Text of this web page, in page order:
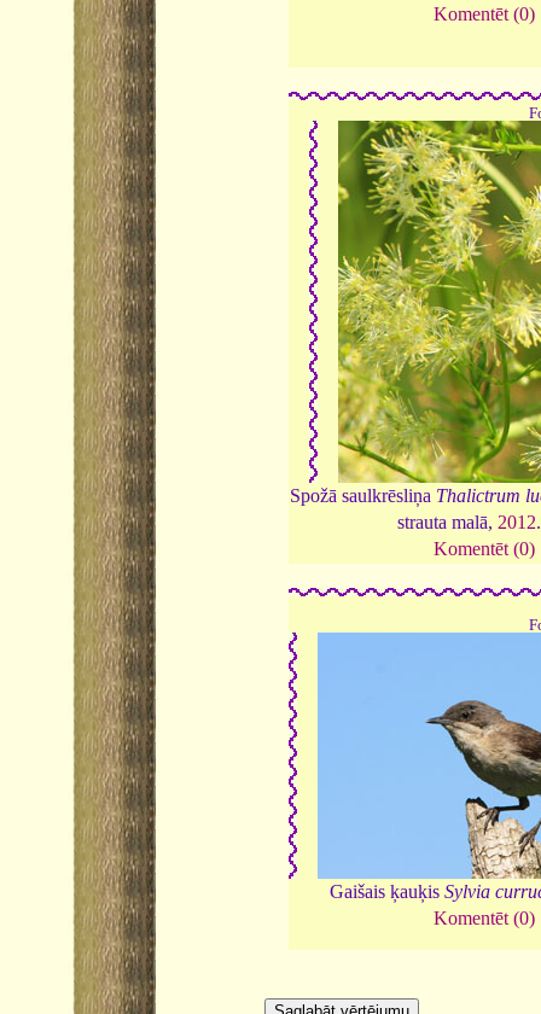
Komentēt (0)
Spožā saulkrēsliņa Thalictrum
strauta malā, 2012
Komentēt (0)
Gaišais ķauķisSylvia
Komentēt (0)